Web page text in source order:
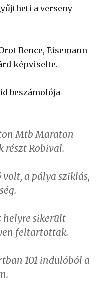
a verseny
Bence, Eisemann
képviselte.
beszámolója
Mtb Maraton
részt Robival.
a pálya sziklás,
helyre sikerült
feltartottak.
101 indulóból a